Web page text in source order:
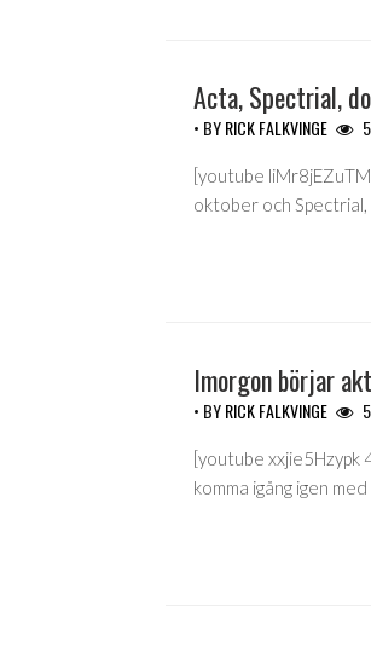
Acta, Spectrial,
• BYRICK FALKVINGE
[youtube
oktober och
Imorgon börjar
• BYRICK FALKVINGE
[youtube xxjie5Hzypk
komma igång igen med